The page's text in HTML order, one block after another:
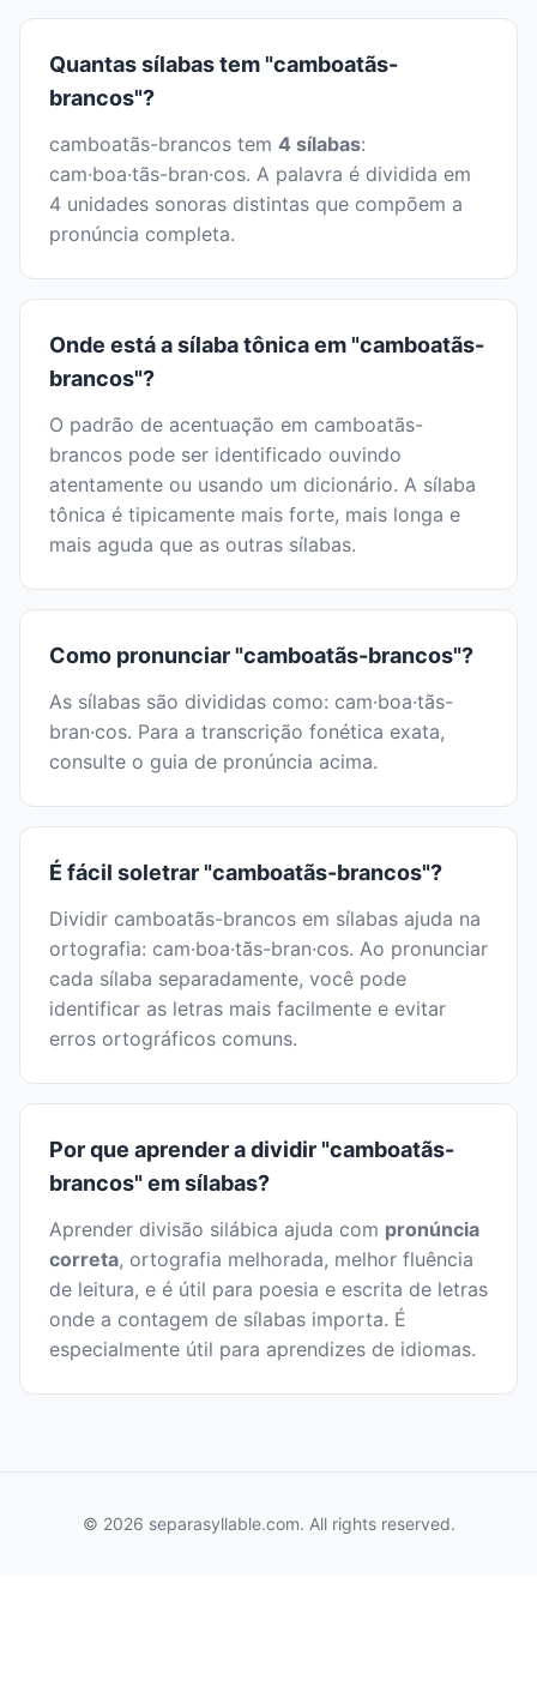
Quantas sílabas tem "camboatãs-
brancos"?
camboatãs-brancos tem 4 sílabas:
cam·boa·tãs-bran·cos. A palavra é dividida em
4 unidades sonoras distintas que compõem a
pronúncia completa.
Onde está a sílaba tônica em "camboatãs-
brancos"?
O padrão de acentuação em camboatãs-
brancos pode ser identificado ouvindo
atentamente ou usando um dicionário. A sílaba
tônica é tipicamente mais forte, mais longa e
mais aguda que as outras sílabas.
Como pronunciar "camboatãs-brancos"?
As sílabas são divididas como: cam·boa·tãs-
bran·cos. Para a transcrição fonética exata,
consulte o guia de pronúncia acima.
É fácil soletrar "camboatãs-brancos"?
Dividir camboatãs-brancos em sílabas ajuda na
ortografia: cam·boa·tãs-bran·cos. Ao pronunciar
cada sílaba separadamente, você pode
identificar as letras mais facilmente e evitar
erros ortográficos comuns.
Por que aprender a dividir "camboatãs-
brancos" em sílabas?
Aprender divisão silábica ajuda com pronúncia
correta, ortografia melhorada, melhor fluência
de leitura, e é útil para poesia e escrita de letras
onde a contagem de sílabas importa. É
especialmente útil para aprendizes de idiomas.
© 2026 separasyllable.com. All rights reserved.